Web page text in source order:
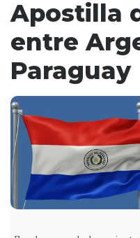
Apostilla
entre
Paraguay